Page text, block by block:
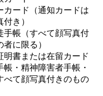
カード（通知カードは
き）
手帳（すべて顔写真付
に限る）
明書または在留カード
・精神障害者手帳・
べて顔写真付きのもの